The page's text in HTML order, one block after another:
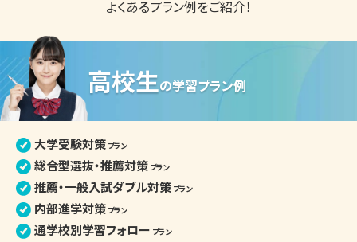
よくあるプラン例をご紹介！
高校生の学習プラン例
大学受験対策 プラン
総合型選抜・推薦対策 プラン
推薦・一般入試ダブル対策 プラン
内部進学対策 プラン
通学校別学習フォロー プラン